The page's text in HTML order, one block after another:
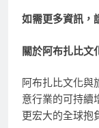
如需更多資訊，
關於阿布扎比文
阿布扎比文化與
意行業的可持續
更宏大的全球抱